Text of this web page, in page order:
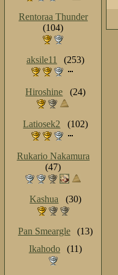
Rentoraa Thunder
(104)
aksile11 (253)
Hiroshine (24)
Latiosek2 (102)
Rukario Nakamura
(47)
Kashua (30)
Pan Smeargle
(13)
Ikahodo
(11)